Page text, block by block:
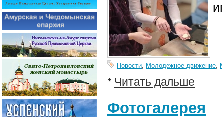
Новости, Молодежное движение,
Читать дальше
Фотогалерея